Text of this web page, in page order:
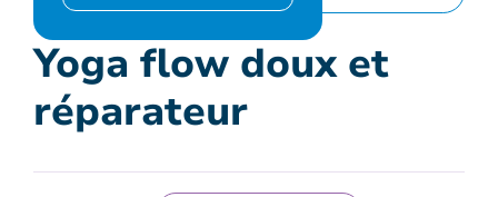
Yoga flow doux et
réparateur